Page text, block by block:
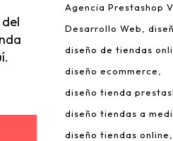
.
Agencia Prestashop
Desarrollo Web
diseño de tiendas
diseño ecommerce
diseño tienda
diseño tiendas a
diseño tiendas online